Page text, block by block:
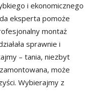
i ekonomicznego
eksperta pomoże
montaż
sprawnie i
– tania, niezbyt
może
Wybierajmy z